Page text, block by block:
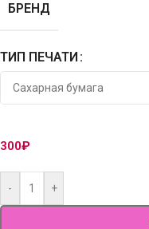
БРЕНД
ТИП ПЕЧАТИ
300₽
- +